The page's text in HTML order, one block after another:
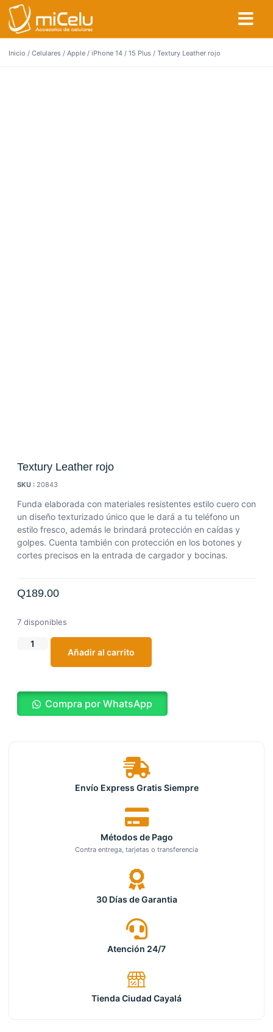
Inicio / Celulares / Apple / iPhone 14 / 15 Plus / Textury Leather rojo
Textury Leather rojo
SKU : 20843
Funda elaborada con materiales resistentes estilo cuero con
un diseño texturizado único que le dará a tu teléfono un
estilo fresco, además le brindará protección en caídas y
golpes. Cuenta también con protección en los botones y
cortes precisos en la entrada de cargador y bocinas.
Q189.00
7 disponibles
Añadir al carrito
Compra por WhatsApp
Envío Express Gratis Siempre
Métodos de Pago
Contra entrega, tarjetas o transferencia
30 Días de Garantia
Atención 24/7
Tienda Ciudad Cayalá